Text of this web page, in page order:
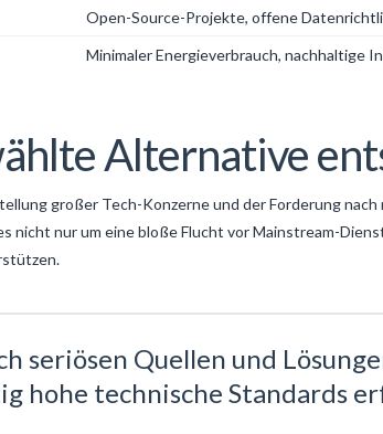
Open-Source-Projekte, offene
Minimaler Energieverbrauch, nachhaltige
Alternative
großer Tech-Konzerne und der Forderung
nicht nur um eine bloße Flucht vor Mainstream-
seriösen Quellen und
hohe technische Standards